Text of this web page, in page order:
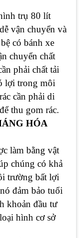
trụ 80 lít
vận chuyển và
có bánh xe
chuyển chất
phải chất tải
lợi trong môi
cần phải di
thu gom rác.
HÓA
làm bằng vật
chúng có khả
trường bất lợi
đảm bảo tuổi
khoản đầu tư
hình cơ sở